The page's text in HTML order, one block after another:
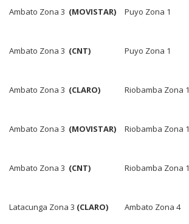
Ambato Zona 3 (MOVISTAR) Puyo Zona 1
Ambato Zona 3 (CNT) Puyo Zona 1
Ambato Zona 3 (CLARO) Riobamba Zona 1
Ambato Zona 3 (MOVISTAR) Riobamba Zona 1
Ambato Zona 3 (CNT) Riobamba Zona 1
Latacunga Zona 3 (CLARO) Ambato Zona 4